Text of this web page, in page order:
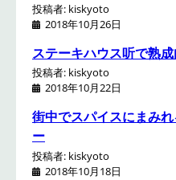
投稿者: kiskyoto
2018年10月26日
ステーキハウス听で熟
投稿者: kiskyoto
2018年10月22日
街中でスパイスにまみ
ー
投稿者: kiskyoto
2018年10月18日